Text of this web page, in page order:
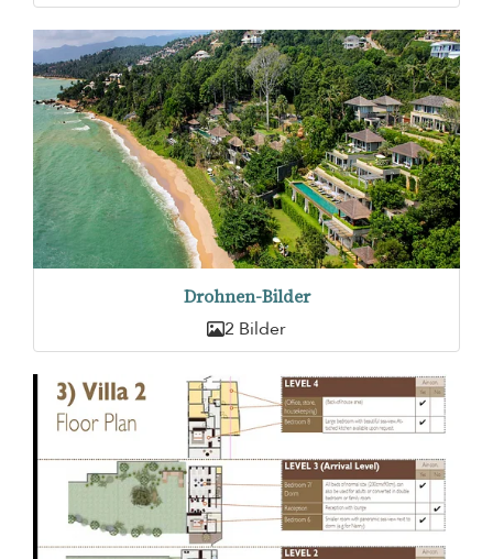
Drohnen-Bilder
2 Bilder